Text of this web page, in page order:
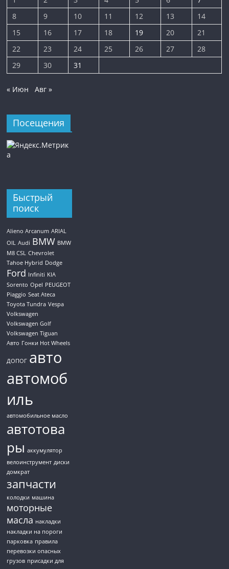
8
9 10 11 12 13
14
15
16 17 18 19 20
21
22
23 24 25 26 27
28
29
30 31
« Июн Авг »
Посещения
Быстрый
поиск
Alieno Arcanum ARIAL
OIL Audi BMW BMW
M8 CSL Chevrolet
Tahoe Hybrid Dodge
Ford Infiniti KIA
Sorento Opel PEUGEOT
Piaggio Seat Ateca
Toyota Tundra Vespa
Volkswagen
Volkswagen Golf
Volkswagen Tiguan
Авто Гонки Hot Wheels
ДОПОГ авто
автомоб
иль
автомобильное масло
автотова
ры аккумулятор
велоинструмент диски
домкрат
запчасти
колодки машина
моторные
масла накладки
накладки на пороги
парковка правила
перевозки опасных
грузов присадки для